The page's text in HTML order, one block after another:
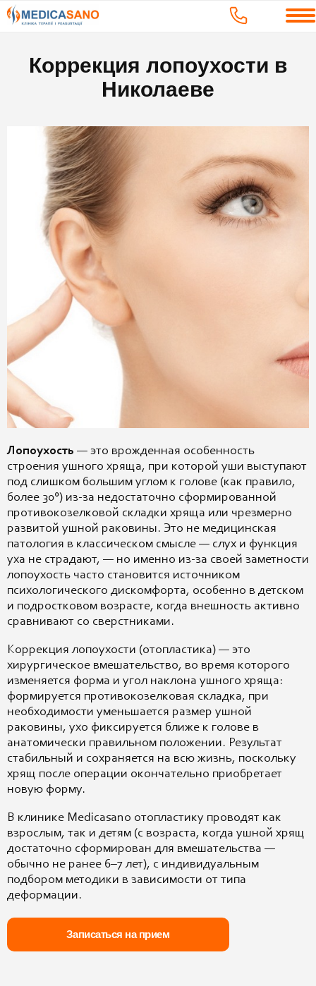
Коррекция лопоухости в
Николаеве
Лопоухость — это врожденная особенность
строения ушного хряща, при которой уши выступают
под слишком большим углом к голове (как правило,
более 30°) из-за недостаточно сформированной
противокозелковой складки хряща или чрезмерно
развитой ушной раковины. Это не медицинская
патология в классическом смысле — слух и функция
уха не страдают, — но именно из-за своей заметности
лопоухость часто становится источником
психологического дискомфорта, особенно в детском
и подростковом возрасте, когда внешность активно
сравнивают со сверстниками.
Коррекция лопоухости (отопластика) — это
хирургическое вмешательство, во время которого
изменяется форма и угол наклона ушного хряща:
формируется противокозелковая складка, при
необходимости уменьшается размер ушной
раковины, ухо фиксируется ближе к голове в
анатомически правильном положении. Результат
стабильный и сохраняется на всю жизнь, поскольку
хрящ после операции окончательно приобретает
новую форму.
В клинике Medicasano отопластику проводят как
взрослым, так и детям (с возраста, когда ушной хрящ
достаточно сформирован для вмешательства —
обычно не ранее 6–7 лет), с индивидуальным
подбором методики в зависимости от типа
деформации.
Записаться на прием